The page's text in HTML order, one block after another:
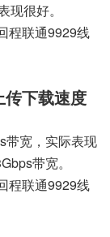
很好。
传下载速度
带宽，实际表现
带宽。